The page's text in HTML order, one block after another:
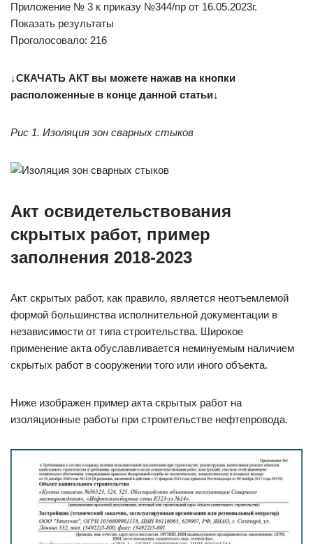
Приложение № 3 к приказу №344/пр от 16.05.2023г.
Показать результаты
Проголосовало: 216
↓СКАЧАТЬ АКТ вы можете нажав на кнопки
расположенные в конце данной статьи↓
Рис 1. Изоляция зон сварных стыков
Акт освидетельствования
скрытых работ, пример
заполнения 2018-2023
Акт скрытых работ, как правило, является неотъемлемой
формой большинства исполнительной документации в
независимости от типа строительства. Широкое
применение акта обуславливается неминуемым наличием
скрытых работ в сооружении того или иного объекта.
Ниже изображен пример акта скрытых работ на
изоляционные работы при строительстве нефтепровода.